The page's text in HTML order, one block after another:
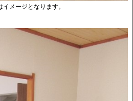
イメージとなります。